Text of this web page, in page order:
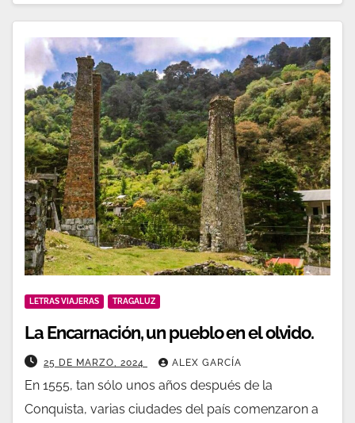
LETRAS VIAJERAS TRAGALUZ
La Encarnación, un pueblo en el olvido.
25 DE MARZO, 2024 ALEX GARCÍA
En 1555, tan sólo unos años después de la
Conquista, varias ciudades del país comenzaron a